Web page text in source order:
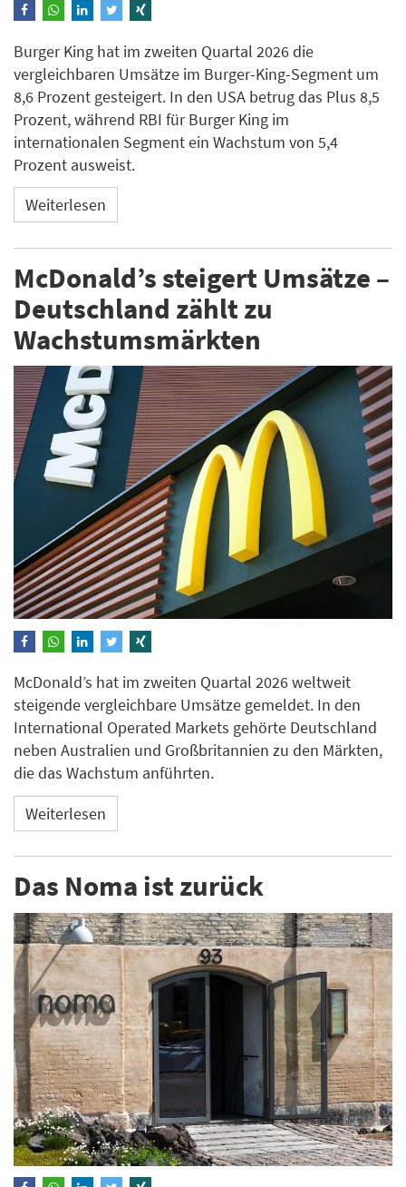
Burger King hat im zweiten Quartal 2026 die
vergleichbaren Umsätze im Burger-King-Segment um
8,6 Prozent gesteigert. In den USA betrug das Plus 8,5
Prozent, während RBI für Burger King im
internationalen Segment ein Wachstum von 5,4
Prozent ausweist.
Weiterlesen
McDonald’s steigert Umsätze –
Deutschland zählt zu
Wachstumsmärkten
McDonald’s hat im zweiten Quartal 2026 weltweit
steigende vergleichbare Umsätze gemeldet. In den
International Operated Markets gehörte Deutschland
neben Australien und Großbritannien zu den Märkten,
die das Wachstum anführten.
Weiterlesen
Das Noma ist zurück